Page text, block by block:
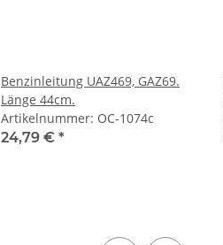
Benzinleitung UAZ469, GAZ69.
Länge 44cm.
Artikelnummer: OC-1074c
24,79 € *